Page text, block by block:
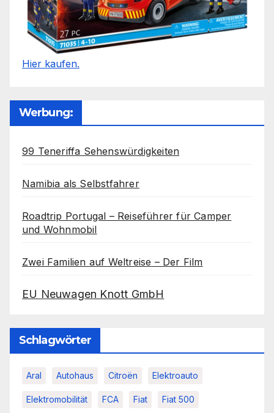
Hier kaufen.
Werbung:
99 Teneriffa Sehenswürdigkeiten
Namibia als Selbstfahrer
Roadtrip Portugal – Reiseführer für Camper
und Wohnmobil
Zwei Familien auf Weltreise – Der Film
EU Neuwagen Knott GmbH
Schlagwörter
Aral Autohaus Citroën Elektroauto
Elektromobilität FCA Fiat Fiat 500